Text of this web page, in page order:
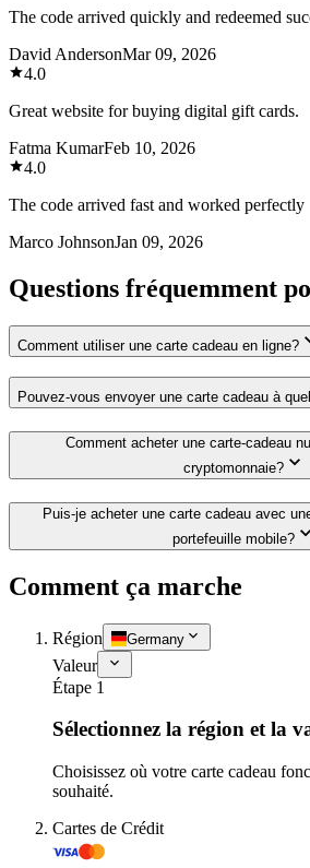
The code arrived quickly and redeemed
David AndersonMar 09, 2026
4.0
Great website for buying digital gift cards.
Fatma KumarFeb 10, 2026
4.0
The code arrived fast and worked perfectly
Marco JohnsonJan 09, 2026
Questions fréquemment
Comment utiliser une carte cadeau en ligne?
Pouvez-vous envoyer une carte cadeau à
Comment acheter une carte-cadeau
cryptomonnaie?
Puis-je acheter une carte cadeau avec
portefeuille mobile?
Comment ça marche
Région Germany
Valeur
Étape 1
Sélectionnez la région et la
Choisissez où votre carte cadeau
souhaité.
Cartes de Crédit